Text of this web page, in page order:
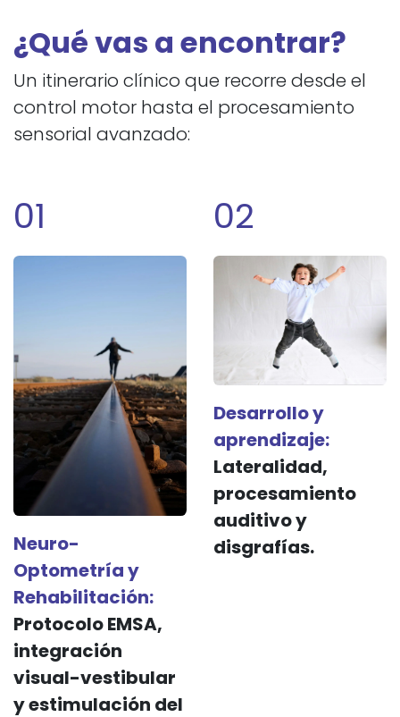
¿Qué vas a encontrar?
Un itinerario clínico que recorre desde el
control motor hasta el procesamiento
sensorial avanzado:
01
Neuro-
Optometría y
Rehabilitación:
Protocolo EMSA,
integración
visual-vestibular
y estimulación del
02
Desarrollo y
aprendizaje:
Lateralidad,
procesamiento
auditivo y
disgrafías.